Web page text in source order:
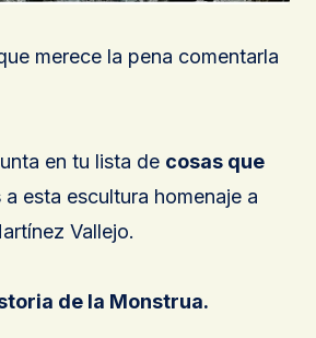
merece la pena comentarla
en tu lista de cosas que
a esta escultura homenaje a
Vallejo.
de la Monstrua.